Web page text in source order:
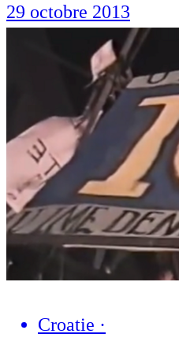
29 octobre 2013
Croatie ·